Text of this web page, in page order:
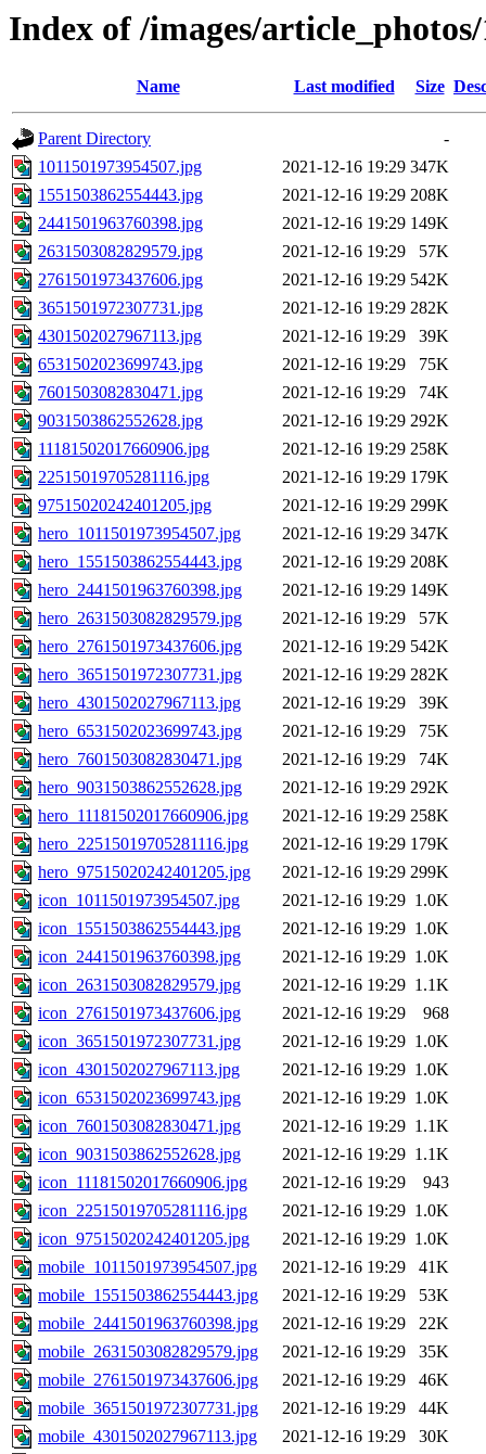
Index of /images/
Name Last modified Size
Parent Directory
-
1011501973954507.jpg
2021-12-16 19:29 347K
1551503862554443.jpg
2021-12-16 19:29 208K
2441501963760398.jpg
2021-12-16 19:29 149K
2631503082829579.jpg
2021-12-16 19:29
57K
2761501973437606.jpg
2021-12-16 19:29 542K
3651501972307731.jpg
2021-12-16 19:29 282K
4301502027967113.jpg
2021-12-16 19:29
39K
6531502023699743.jpg
2021-12-16 19:29
75K
7601503082830471.jpg
2021-12-16 19:29
74K
9031503862552628.jpg
2021-12-16 19:29 292K
11181502017660906.jpg
2021-12-16 19:29 258K
22515019705281116.jpg
2021-12-16 19:29 179K
97515020242401205.jpg
2021-12-16 19:29 299K
hero_1011501973954507.jpg
2021-12-16 19:29 347K
hero_1551503862554443.jpg
2021-12-16 19:29 208K
hero_2441501963760398.jpg
2021-12-16 19:29 149K
hero_2631503082829579.jpg
2021-12-16 19:29
57K
hero_2761501973437606.jpg
2021-12-16 19:29 542K
hero_3651501972307731.jpg
2021-12-16 19:29 282K
hero_4301502027967113.jpg
2021-12-16 19:29
39K
hero_6531502023699743.jpg
2021-12-16 19:29
75K
hero_7601503082830471.jpg
2021-12-16 19:29
74K
hero_9031503862552628.jpg
2021-12-16 19:29 292K
hero_11181502017660906.jpg
2021-12-16 19:29 258K
hero_22515019705281116.jpg
2021-12-16 19:29 179K
hero_97515020242401205.jpg
2021-12-16 19:29 299K
icon_1011501973954507.jpg
2021-12-16 19:29 1.0K
icon_1551503862554443.jpg
2021-12-16 19:29 1.0K
icon_2441501963760398.jpg
2021-12-16 19:29 1.0K
icon_2631503082829579.jpg
2021-12-16 19:29 1.1K
icon_2761501973437606.jpg
2021-12-16 19:29
968
icon_3651501972307731.jpg
2021-12-16 19:29 1.0K
icon_4301502027967113.jpg
2021-12-16 19:29 1.0K
icon_6531502023699743.jpg
2021-12-16 19:29 1.0K
icon_7601503082830471.jpg
2021-12-16 19:29 1.1K
icon_9031503862552628.jpg
2021-12-16 19:29 1.1K
icon_11181502017660906.jpg
2021-12-16 19:29
943
icon_22515019705281116.jpg
2021-12-16 19:29 1.0K
icon_97515020242401205.jpg
2021-12-16 19:29 1.0K
mobile_1011501973954507.jpg
2021-12-16 19:29
41K
mobile_1551503862554443.jpg
2021-12-16 19:29
53K
mobile_2441501963760398.jpg
2021-12-16 19:29
22K
mobile_2631503082829579.jpg
2021-12-16 19:29
35K
mobile_2761501973437606.jpg
2021-12-16 19:29
46K
mobile_3651501972307731.jpg
2021-12-16 19:29
44K
mobile_4301502027967113.jpg
2021-12-16 19:29
30K